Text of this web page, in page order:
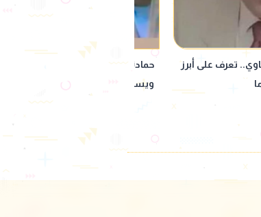
هادي أبو اليزيد
هند صبري تكشف أسلوبها في تربية
أعتذر عندما أخطئ وأرفض الصوت